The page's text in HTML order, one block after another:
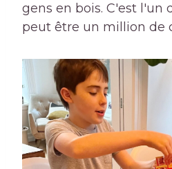
gens en bois. C'est l'un
peut être un million de